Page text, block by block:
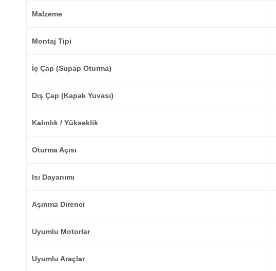
Malzeme
Montaj Tipi
İç Çap (Supap Oturma)
Dış Çap (Kapak Yuvası)
Kalınlık / Yükseklik
Oturma Açısı
Isı Dayanımı
Aşınma Direnci
Uyumlu Motorlar
Uyumlu Araçlar